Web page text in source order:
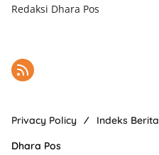
Redaksi Dhara Pos
Privacy Policy Indeks Berita
Dhara Pos